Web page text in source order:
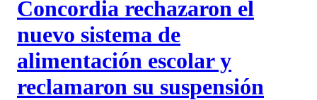
Concordia rechazaron el
nuevo sistema de
alimentación escolar y
reclamaron su suspensión